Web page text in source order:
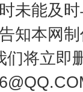
未能及
知本网
们将立即